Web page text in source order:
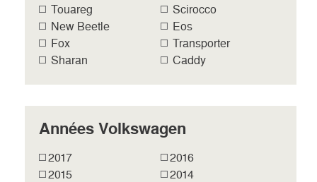
Touareg
Scirocco
New Beetle
Eos
Fox
Transporter
Sharan
Caddy
Années Volkswagen
2017
2016
2015
2014